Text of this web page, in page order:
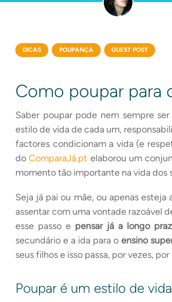
DICAS POUPANÇA GUEST POST
Como poupar para
Saber poupar pode nem sempre
estilo de vida de cada um,
factores condicionam a vida (e
doComparaJá.pt elaborou um
momento tão importante na vida dos
Seja já pai ou mãe, ou apenas
assentar com uma vontade razoável
esse passo e pensar já a longo
secundário e a ida para oensino
seus filhos e isso passa, por vezes,
Poupar é um estilo de vida